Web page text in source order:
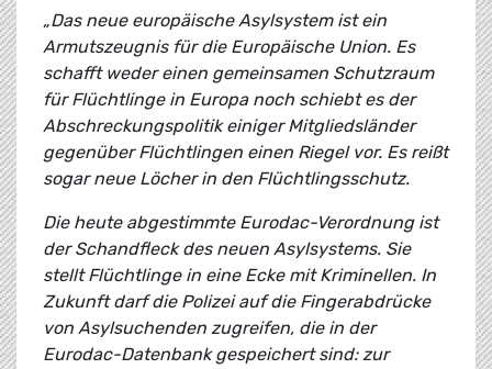
„Das neue europäische Asylsystem ist ein
Armutszeugnis für die Europäische Union. Es
schafft weder einen gemeinsamen Schutzraum
für Flüchtlinge in Europa noch schiebt es der
Abschreckungspolitik einiger Mitgliedsländer
gegenüber Flüchtlingen einen Riegel vor. Es reißt
sogar neue Löcher in den Flüchtlingsschutz.
Die heute abgestimmte Eurodac-Verordnung ist
der Schandfleck des neuen Asylsystems. Sie
stellt Flüchtlinge in eine Ecke mit Kriminellen. In
Zukunft darf die Polizei auf die Fingerabdrücke
von Asylsuchenden zugreifen, die in der
Eurodac-Datenbank gespeichert sind: zur